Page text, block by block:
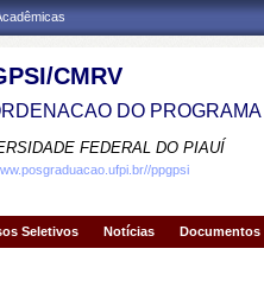
CMRV
DO
FEDERAL DO PIAUÍ
ppgpsi
Seletivos Notícias Documentos